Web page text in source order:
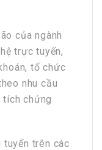
của ngành
trực tuyến,
tổ chức
nhu cầu
tích chứng
trên các